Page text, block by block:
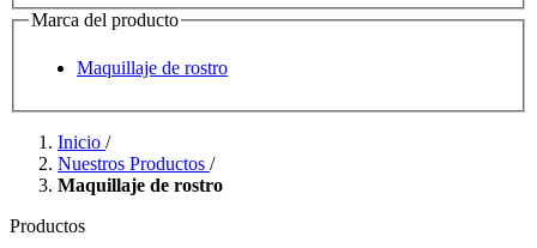
Marca del producto
Maquillaje de rostro
Inicio /
Nuestros Productos /
Maquillaje de rostro
Productos